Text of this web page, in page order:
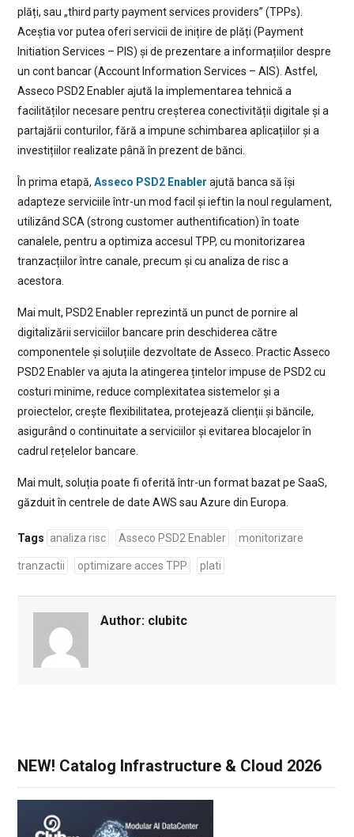
plăți, sau „third party payment services providers” (TPPs).
Aceștia vor putea oferi servicii de inițire de plăți (Payment
Initiation Services – PIS) și de prezentare a informațiilor despre
un cont bancar (Account Information Services – AIS). Astfel,
Asseco PSD2 Enabler ajută la implementarea tehnică a
facilităților necesare pentru creșterea conectivității digitale și a
partajării conturilor, fără a impune schimbarea aplicațiilor și a
investițiilor realizate până în prezent de bănci.
În prima etapă, Asseco PSD2 Enabler ajută banca să își
adapteze serviciile într-un mod facil și ieftin la noul regulament,
utilizând SCA (strong customer authentification) în toate
canalele, pentru a optimiza accesul TPP, cu monitorizarea
tranzacțiilor între canale, precum și cu analiza de risc a
acestora.
Mai mult, PSD2 Enabler reprezintă un punct de pornire al
digitalizării serviciilor bancare prin deschiderea către
componentele și soluțiile dezvoltate de Asseco. Practic Asseco
PSD2 Enabler va ajuta la atingerea țintelor impuse de PSD2 cu
costuri minime, reduce complexitatea sistemelor și a
proiectelor, crește flexibilitatea, protejează clienții și băncile,
asigurând o continuitate a serviciilor și evitarea blocajelor în
cadrul rețelelor bancare.
Mai mult, soluția poate fi oferită într-un format bazat pe SaaS,
găzduit în centrele de date AWS sau Azure din Europa.
Tags analiza risc Asseco PSD2 Enabler monitorizare
tranzactii optimizare acces TPP plati
Author: clubitc
NEW! Catalog Infrastructure & Cloud 2026